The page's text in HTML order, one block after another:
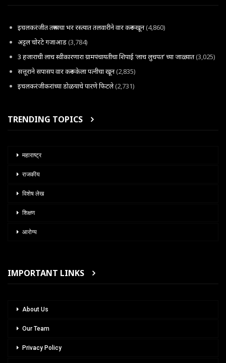
इचलकरंजीत तरूणाचा भर रस्त्यात तलवारीने वार करून खून(4,860)
अट्टल चोरटे गजाआड(3,784)
3 हजाराची लाच स्वीकारणारा ग्रामपंचायतीचा शिपाई ‘लाच लुचपत’ च्या जाळ्यात(3,025)
सत्तूराने सपासप वार करून केला पत्नीचा खून(2,835)
इचलकरंजीकरांच्या डोळयाचे पारणे फिटले(2,731)
TRENDING TOPICS
महाराष्ट्र
राजकीय
विशेष लेख
शिक्षण
आरोग्य
IMPORTANT LINKS
About Us
Our Team
Privacy Policy